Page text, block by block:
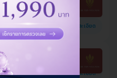
ดูรายละเอียด
ดูรายละเอียด